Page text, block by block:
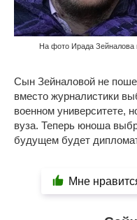
На фото Ирада Зейналова
Сын Зейналовой не
вместо журналистики
военном университете,
вуза. Теперь юноша
будущем будет
Мне